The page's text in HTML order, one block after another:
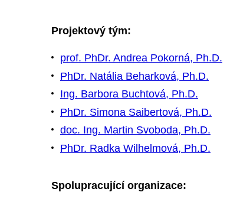
Projektový tým:
prof. PhDr. Andrea Pokorná, Ph.D.
PhDr. Natália Beharková, Ph.D.
Ing. Barbora Buchtová, Ph.D.
PhDr. Simona Saibertová, Ph.D.
doc. Ing. Martin Svoboda, Ph.D.
PhDr. Radka Wilhelmová, Ph.D.
Spolupracující organizace: